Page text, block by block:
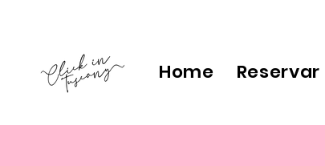
Home